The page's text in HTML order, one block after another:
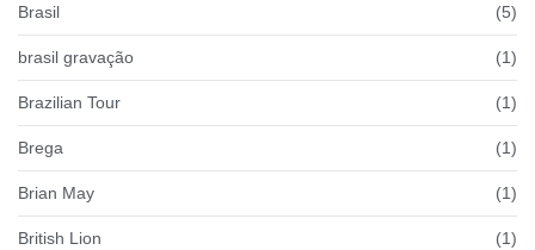
Brasil (5)
brasil gravação (1)
Brazilian Tour (1)
Brega (1)
Brian May (1)
British Lion (1)